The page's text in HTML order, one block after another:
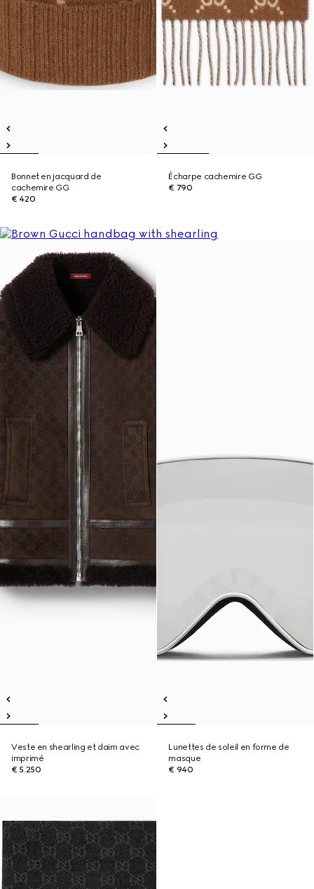
Bonnet en jacquard de
cachemire GG
€ 420
Écharpe cachemire GG
€ 790
Veste en shearling et daim avec
imprimé
€ 5.250
Lunettes de soleil en forme de
masque
€ 940